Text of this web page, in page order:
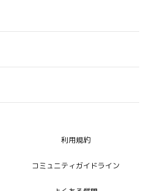
利用規約
コミュニティガイドライン